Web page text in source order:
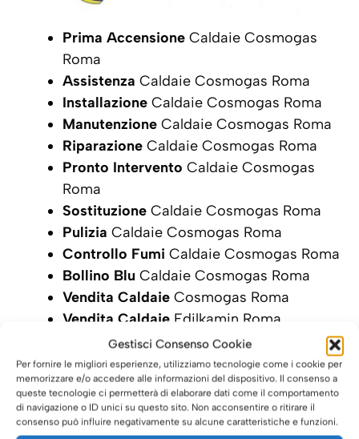
Gestisci Consenso Cookie
Per fornire le migliori esperienze, utilizziamo tecnologie come i cookie per
memorizzare e/o accedere alle informazioni del dispositivo. Il consenso a
queste tecnologie ci permetterà di elaborare dati come il comportamento
di navigazione o ID unici su questo sito. Non acconsentire o ritirare il
consenso può influire negativamente su alcune caratteristiche e funzioni.
Prima Accensione Caldaie Cosmogas
Roma
Assistenza Caldaie Cosmogas Roma
Installazione Caldaie Cosmogas Roma
Manutenzione Caldaie Cosmogas Roma
Riparazione Caldaie Cosmogas Roma
Pronto Intervento Caldaie Cosmogas
Roma
Sostituzione Caldaie Cosmogas Roma
Pulizia Caldaie Cosmogas Roma
Controllo Fumi Caldaie Cosmogas Roma
Bollino Blu Caldaie Cosmogas Roma
Vendita Caldaie Cosmogas Roma
Vendita Caldaie Edilkamin Roma
SCRIVI ORA LA TUA RICHIESTA DI
INTERVENTO